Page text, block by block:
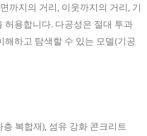
까지의 거리, 이웃까지의 거리, 기
허용합니다. 다공성은 절대 투과
하고 탐색할 수 있는 모델(기공
층 복합재), 섬유 강화 콘크리트